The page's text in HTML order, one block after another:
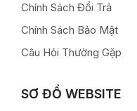
Chính Sách Đổi Trả
Chính Sách Bảo Mật
Câu Hỏi Thường Gặp
SƠ ĐỒ WEBSITE